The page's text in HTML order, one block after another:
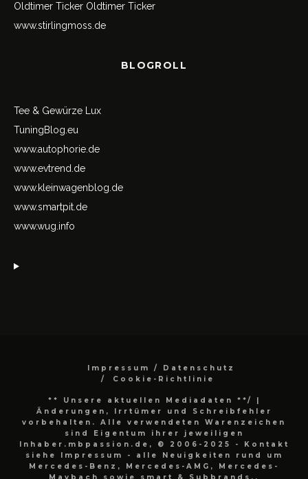
Oldtimer Ticker Oldtimer Ticker
www.stirlingmoss.de
BLOGROLL
Tee & Gewürze Lux
TuningBlog.eu
www.autophorie.de
www.evtrend.de
www.kleinwagenblog.de
www.smartpit.de
www.wug.info
Impressum / Datenschutz
Cookie-Richtlinie
** Unsere aktuellen Mediadaten **/
Änderungen, Irrtümer und Schreibfehler
vorbehalten. Alle verwendeten Warenzeichen
sind Eigentum ihrer jeweiligen
Inhaber.mbpassion.de, © 2006-2025 - Kontakt
siehe Impressum - alle Neuigkeiten rund um
Mercedes-Benz, Mercedes-AMG, Mercedes-